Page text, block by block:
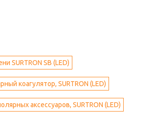
SURTRON SB (LED)
коагулятор, SURTRON (LED)
аксессуаров, SURTRON (LED)